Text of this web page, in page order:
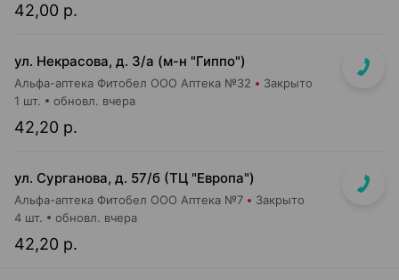
42,00 р.
ул. Некрасова, д. 3/а (м-н "Гиппо")
Альфа-аптека Фитобел ООО Аптека №32 Закрыто
42,20 р.
1 шт. обновл. вчера
ул. Сурганова, д. 57/б (ТЦ "Европа")
Альфа-аптека Фитобел ООО Аптека №7 Закрыто
42,20 р.
4 шт. обновл. вчера